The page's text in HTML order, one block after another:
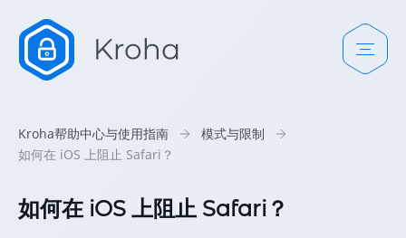
Kroha帮助中心与使用指南
模式与限制
如何在 iOS 上阻止 Safari？
如何在 iOS 上阻止 Safari？